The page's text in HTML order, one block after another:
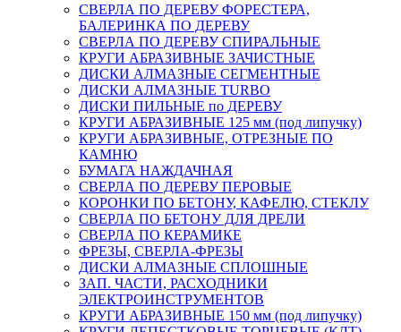
СВЕРЛА ПО ДЕРЕВУ ФОРЕСТЕРА,
БАЛЕРИНКА ПО ДЕРЕВУ
СВЕРЛА ПО ДЕРЕВУ СПИРАЛЬНЫЕ
КРУГИ АБРАЗИВНЫЕ ЗАЧИСТНЫЕ
ДИСКИ АЛМАЗНЫЕ СЕГМЕНТНЫЕ
ДИСКИ АЛМАЗНЫЕ TURBO
ДИСКИ ПИЛЬНЫЕ по ДЕРЕВУ
КРУГИ АБРАЗИВНЫЕ 125 мм (под липучку)
КРУГИ АБРАЗИВНЫЕ, ОТРЕЗНЫЕ ПО
КАМНЮ
БУМАГА НАЖДАЧНАЯ
СВЕРЛА ПО ДЕРЕВУ ПЕРОВЫЕ
КОРОНКИ ПО БЕТОНУ, КАФЕЛЮ, СТЕКЛУ
СВЕРЛА ПО БЕТОНУ ДЛЯ ДРЕЛИ
СВЕРЛА ПО КЕРАМИКЕ
ФРЕЗЫ, СВЕРЛА-ФРЕЗЫ
ДИСКИ АЛМАЗНЫЕ СПЛОШНЫЕ
ЗАП. ЧАСТИ, РАСХОДНИКИ
ЭЛЕКТРОИНСТРУМЕНТОВ
КРУГИ АБРАЗИВНЫЕ 150 мм (под липучку)